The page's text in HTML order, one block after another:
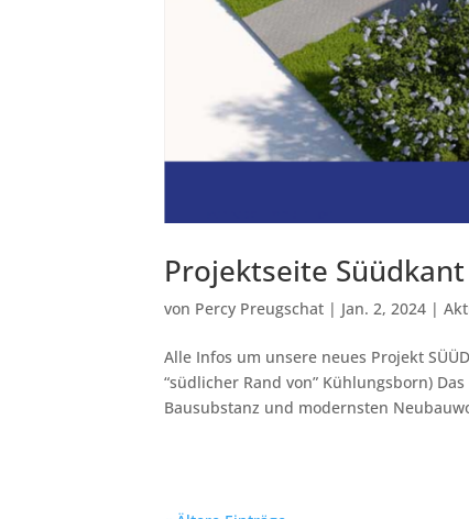
Projektseite
von Percy Preugschat | Jan. 2, 2024 |
Alle Infos um unsere neues Projekt
“südlicher Rand von” Kühlungsborn)
Bausubstanz und modernsten